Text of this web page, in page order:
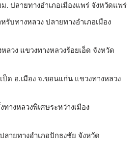
ม. ปลายทางอำเภอเมืองแพร่ จังหวัดแพร่
รับทางหลวง ปลายทางอำเภอเมือง
ลวง แขวงทางหลวงร้อยเอ็ด จังหวัด
ป็ด อ.เมือง จ.ขอนแก่น แขวงทางหลวง
างหลวงพิเศษระหว่างเมือง
ลายทางอำเภอปักธงชัย จังหวัด